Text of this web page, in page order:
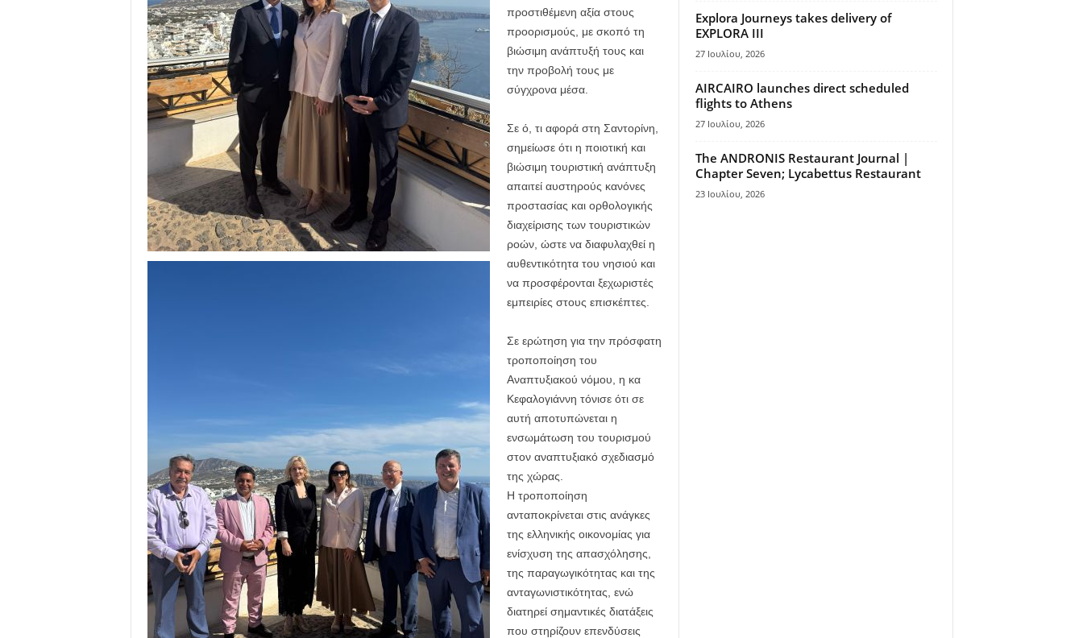
προστιθέμενη αξία στους
προορισμούς, με σκοπό τη
βιώσιμη ανάπτυξή τους και
την προβολή τους με
σύγχρονα μέσα.
Σε ό, τι αφορά στη Σαντορίνη,
σημείωσε ότι η ποιοτική και
βιώσιμη τουριστική ανάπτυξη
απαιτεί αυστηρούς κανόνες
προστασίας και ορθολογικής
διαχείρισης των τουριστικών
ροών, ώστε να διαφυλαχθεί η
αυθεντικότητα του νησιού και
να προσφέρονται ξεχωριστές
εμπειρίες στους επισκέπτες.
Σε ερώτηση για την πρόσφατη
τροποποίηση του
Αναπτυξιακού νόμου, η κα
Κεφαλογιάννη τόνισε ότι σε
αυτή αποτυπώνεται η
ενσωμάτωση του τουρισμού
στον αναπτυξιακό σχεδιασμό
της χώρας.
Η τροποποίηση
ανταποκρίνεται στις ανάγκες
της ελληνικής οικονομίας για
ενίσχυση της απασχόλησης,
της παραγωγικότητας και της
ανταγωνιστικότητας, ενώ
διατηρεί σημαντικές διατάξεις
που στηρίζουν επενδύσεις
Explora Journeys takes delivery of
EXPLORA III
27 Ιουλίου, 2026
AIRCAIRO launches direct scheduled
flights to Athens
27 Ιουλίου, 2026
The ANDRONIS Restaurant Journal |
Chapter Seven; Lycabettus Restaurant
23 Ιουλίου, 2026